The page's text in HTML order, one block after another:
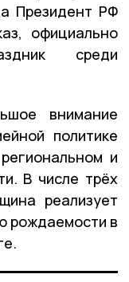
Президент РФ
официально
среди
внимание
политике
и
В числе трёх
реализует
рождаемости в